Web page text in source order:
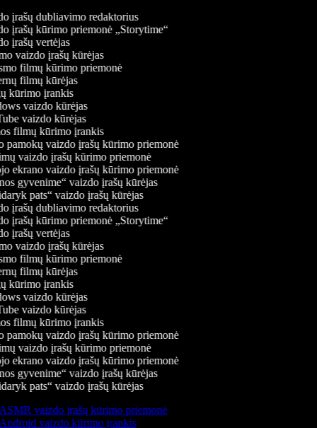
įrašų dubliavimo redaktorius
įrašų kūrimo priemonė „Storytime“
įrašų vertėjas
vaizdo įrašų kūrėjas
filmų kūrimo priemonė
filmų kūrėjas
kūrimo įrankis
vaizdo kūrėjas
vaizdo kūrėjas
filmų kūrimo įrankis
vaizdo įrašų kūrimo priemonė
vaizdo įrašų kūrimo priemonė
ekrano vaizdo įrašų kūrimo priemonė
gyvenime“ vaizdo įrašų kūrėjas
pats“ vaizdo įrašų kūrėjas
įrašų dubliavimo redaktorius
įrašų kūrimo priemonė „Storytime“
įrašų vertėjas
vaizdo įrašų kūrėjas
filmų kūrimo priemonė
filmų kūrėjas
kūrimo įrankis
vaizdo kūrėjas
vaizdo kūrėjas
filmų kūrimo įrankis
vaizdo įrašų kūrimo priemonė
vaizdo įrašų kūrimo priemonė
ekrano vaizdo įrašų kūrimo priemonė
gyvenime“ vaizdo įrašų kūrėjas
pats“ vaizdo įrašų kūrėjas
vaizdo įrašų kūrimo priemonė
vaizdo kūrimo įrankis